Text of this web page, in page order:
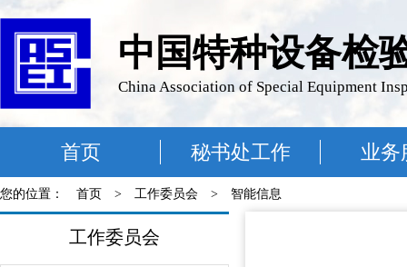
中国特种设备检
China Association of Special Equipment
首页 秘书处工作 业务
您的位置： 首页 > 工作委员会 > 智能信息
工作委员会